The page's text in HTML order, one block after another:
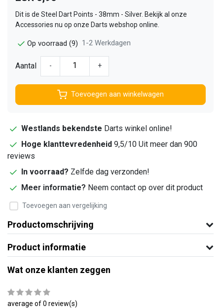
Dit is de Steel Dart Points - 38mm - Silver. Bekijk al onze
Accessories nu op onze Darts webshop online.
Op voorraad (9) 1-2 Werkdagen
Aantal - +
Toevoegen aan winkelwagen
Westlands bekendste Darts winkel online!
Hoge klanttevredenheid 9,5/10 Uit meer dan 900
reviews
In voorraad? Zelfde dag verzonden!
Meer informatie? Neem contact op over dit product
Toevoegen aan vergelijking
Productomschrijving
Product informatie
Wat onze klanten zeggen
average of 0 review(s)